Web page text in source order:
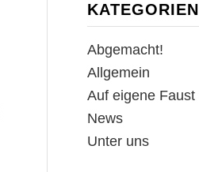
KATEGORIEN
Abgemacht!
Allgemein
Auf eigene Faust
News
Unter uns